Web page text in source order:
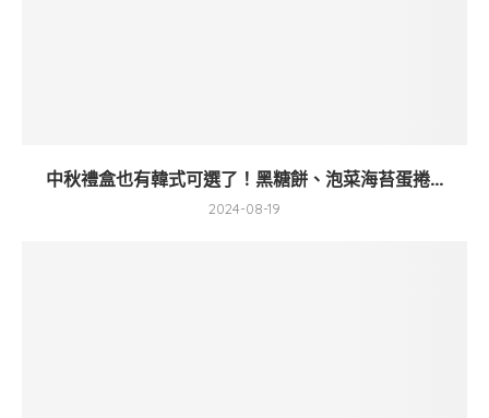
中秋禮盒也有韓式可選了！黑糖餅、泡菜海苔蛋捲...
2024-08-19